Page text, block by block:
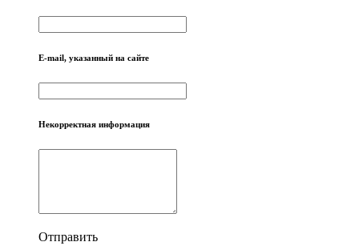
E-mail, указанный на сайте
Некорректная информация
Отправить